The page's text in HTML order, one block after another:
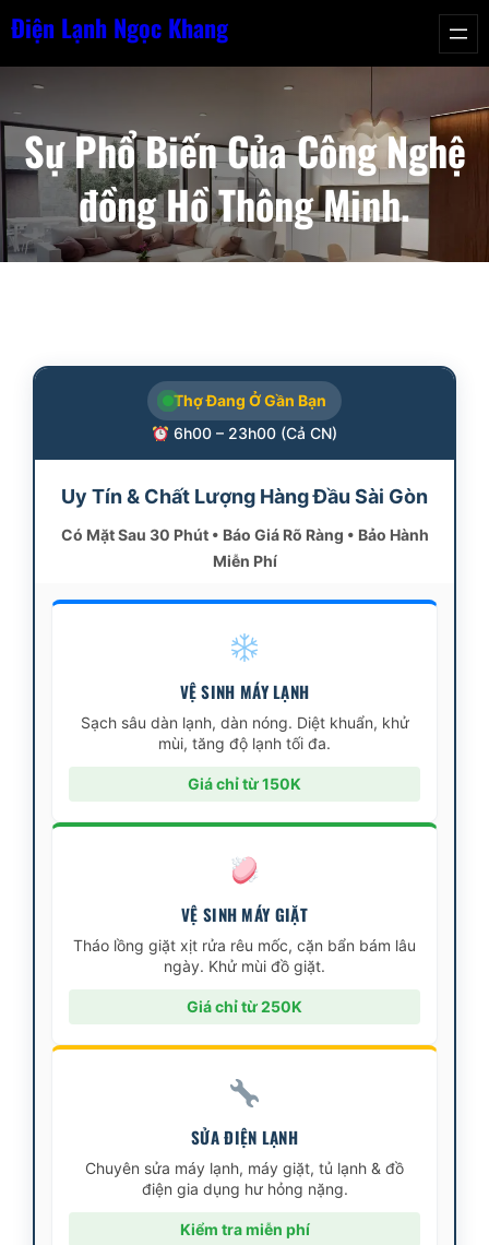
Chuyển
nội
dung
Điện Lạnh Ngọc Khang
Sự Phổ Biến Của Công Nghệ
đồng Hồ Thông Minh.
Thợ Đang Ở Gần Bạn
6h00 – 23h00 (Cả CN)
Uy Tín & Chất Lượng Hàng Đầu Sài Gòn
Có Mặt Sau 30 Phút • Báo Giá Rõ Ràng • Bảo Hành
Miễn Phí
VỆ SINH MÁY LẠNH
Sạch sâu dàn lạnh, dàn nóng. Diệt khuẩn, khử
mùi, tăng độ lạnh tối đa.
Giá chỉ từ 150K
VỆ SINH MÁY GIẶT
Tháo lồng giặt xịt rửa rêu mốc, cặn bẩn bám lâu
ngày. Khử mùi đồ giặt.
Giá chỉ từ 250K
SỬA ĐIỆN LẠNH
Chuyên sửa máy lạnh, máy giặt, tủ lạnh & đồ
điện gia dụng hư hỏng nặng.
Kiểm tra miễn phí